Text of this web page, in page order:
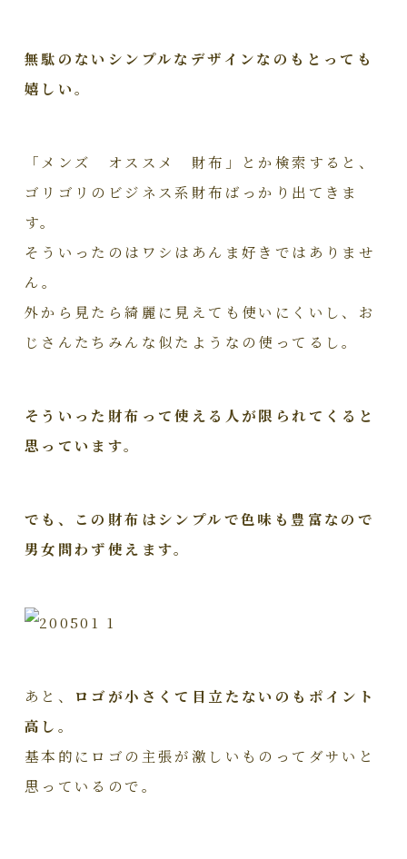
無駄のないシンプルなデザインなのもとっても
嬉しい。
「メンズ オススメ 財布」とか検索すると、
ゴリゴリのビジネス系財布ばっかり出てきま
す。
そういったのはワシはあんま好きではありませ
ん。
外から見たら綺麗に見えても使いにくいし、お
じさんたちみんな似たようなの使ってるし。
そういった財布って使える人が限られてくると
思っています。
でも、この財布はシンプルで色味も豊富なので
男女問わず使えます。
あと、 ロゴが小さくて目立たないのもポイント
高し。
基本的にロゴの主張が激しいものってダサいと
思っているので。